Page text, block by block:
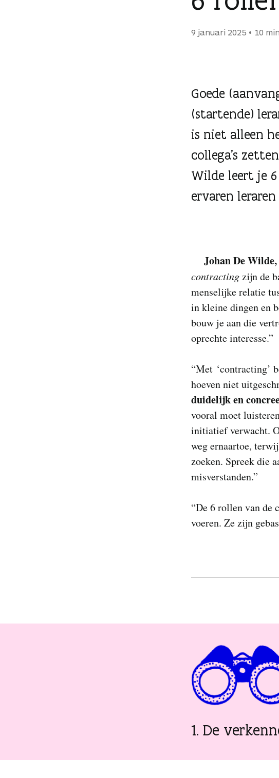
9 januari 2025 10
Goede
(startende)
is niet alleen
collega’s
Wilde leert je
ervaren
Johan De Wilde,
contractingzijn de
menselijke relatie
in kleine dingen en
bouw je aan die
oprechte interesse.”
“Met ‘contracting’
hoeven niet
duidelijk en
vooral moet
initiatief verwacht.
weg ernaartoe,
zoeken. Spreek die
misverstanden.”
“De 6 rollen van de
voeren. Ze zijn
1. De